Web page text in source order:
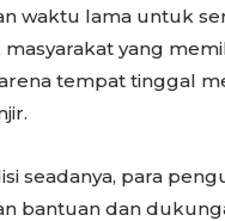
waktu lama untuk
masyarakat yang
tempat tinggal
seadanya, para
bantuan dan